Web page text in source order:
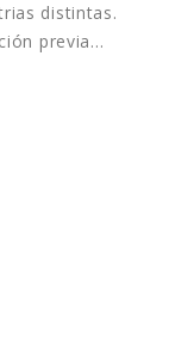
distintas.
previa…